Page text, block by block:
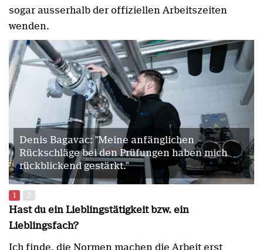
sogar ausserhalb der offiziellen Arbeitszeiten
wenden.
Denis Bagavac: "Meine anfänglichen
Rückschläge bei den Prüfungen haben mich
rückblickend gestärkt."
1 2
Hast du ein Lieblingstätigkeit bzw. ein
Lieblingsfach?
Ich finde, die Normen machen die Arbeit erst